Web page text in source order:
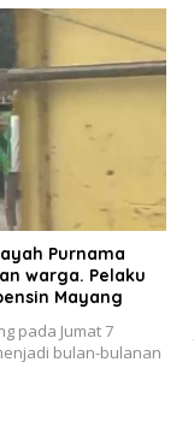
Purnama
warga. Pelaku
Mayang
pada Jumat 7
bulan-bulanan